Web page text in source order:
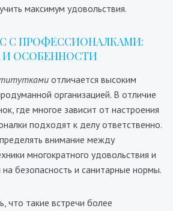
максимум удовольствия.
С ПРОФЕССИОНАЛКАМИ:
ОСОБЕННОСТИ
отличается высоким
организацией. В отличие
где многое зависит от настроения
подходят к делу ответственно.
внимание между
многократного удовольствия и
безопасность и санитарные нормы.
что такие встречи более